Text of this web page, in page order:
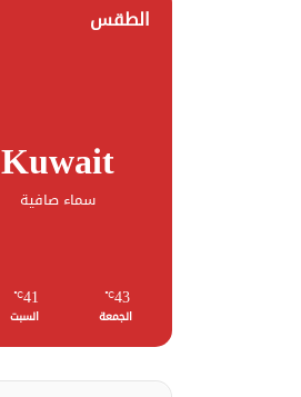
الطقس
Kuwait
سماء صافية
43
℃
الجمعة
41
℃
السبت